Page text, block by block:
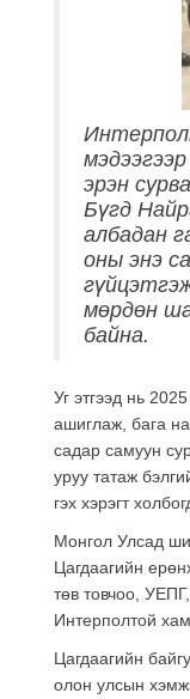
эрэн
Бүгд
албадан
оны энэ
мөрдөн
байна.
Уг этгээд нь
ашиглаж, бага
садар самуун
уруу татаж
гэх хэрэгт
Монгол Улсад
Цагдаагийн
төв товчоо,
Интерполтой
Цагдаагийн
олон улсын